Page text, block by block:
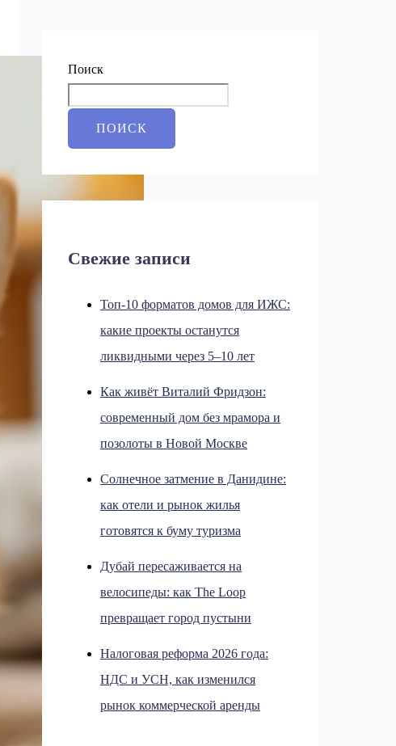
Поиск
ПОИСК
Свежие записи
Топ-10 форматов домов для ИЖС:
какие проекты останутся
ликвидными через 5–10 лет
Как живёт Виталий Фридзон:
современный дом без мрамора и
позолоты в Новой Москве
Солнечное затмение в Данидине:
как отели и рынок жилья
готовятся к буму туризма
Дубай пересаживается на
велосипеды: как The Loop
превращает город пустыни
Налоговая реформа 2026 года:
НДС и УСН, как изменился
рынок коммерческой аренды